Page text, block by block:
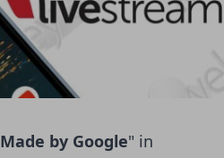
Made by Google" in